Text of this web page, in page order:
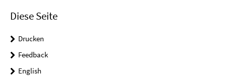
Diese Seite
Drucken
Feedback
English